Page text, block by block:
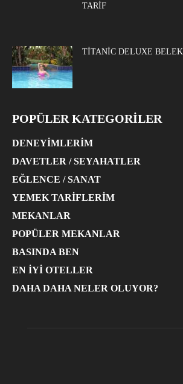
TARIF
TITANIC DELUXE BELEK
POPÜLER KATEGORİLER
DENEYIMLERIM
DAVETLER / SEYAHATLER
EĞLENCE / SANAT
YEMEK TARIFLERIM
MEKANLAR
POPÜLER MEKANLAR
BASINDA BEN
EN İYI OTELLER
DAHA DAHA NELER OLUYOR?